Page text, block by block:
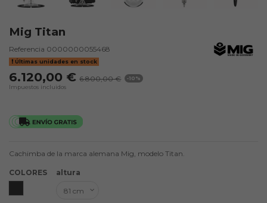
Mig Titan
Referencia 0000000055468
Últimas unidades en stock
6.120,00 € 6.800,00 €
-10%
Impuestos incluidos
Cachimba de la marca alemana Mig, modelo Titan.
COLORES
altura